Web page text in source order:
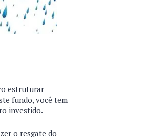
estruturar
fundo, você tem
investido.
o resgate do